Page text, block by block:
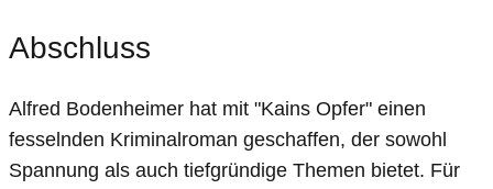
Abschluss
Alfred Bodenheimer hat mit "Kains Opfer" einen
fesselnden Kriminalroman geschaffen, der sowohl
Spannung als auch tiefgründige Themen bietet. Für